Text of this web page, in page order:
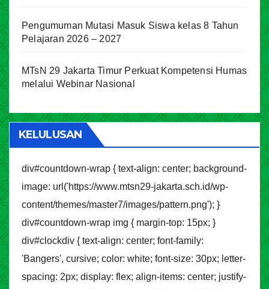
Pengumuman Mutasi Masuk Siswa kelas 8 Tahun
Pelajaran 2026 – 2027
MTsN 29 Jakarta Timur Perkuat Kompetensi Humas
melalui Webinar Nasional
KELULUSAN
div#countdown-wrap { text-align: center; background-
image: url('https://www.mtsn29-jakarta.sch.id/wp-
content/themes/master7/images/pattern.png'); }
div#countdown-wrap img { margin-top: 15px; }
div#clockdiv { text-align: center; font-family:
'Bangers', cursive; color: white; font-size: 30px; letter-
spacing: 2px; display: flex; align-items: center; justify-